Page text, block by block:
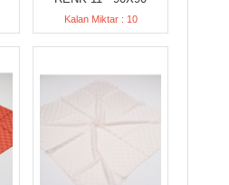
Kalan Miktar : 10